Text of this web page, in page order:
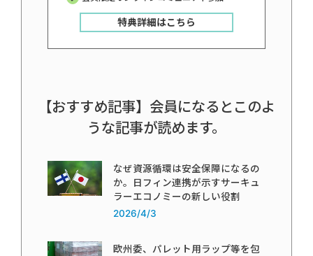
特典詳細はこちら
【おすすめ記事】会員になるとこのよ
うな記事が読めます。
なぜ資源循環は安全保障になるの
か。日フィン連携が示すサーキュ
ラーエコノミーの新しい役割
2026/4/3
欧州委、パレット用ラップ等を包